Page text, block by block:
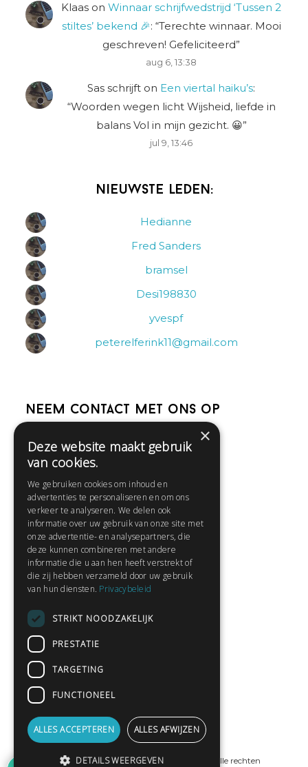
Klaas on Winnaar schrijfwedstrijd ‘Tussen 2
stiltes’ bekend 🎉: “Terechte winnaar. Mooi
geschreven! Gefeliciteerd”
aug 6, 13:38
Sas schrijft on Een viertal haiku’s:
“Woorden wegen licht Wijsheid, liefde in
balans Vol in mijn gezicht. 😀”
jul 9, 13:46
Nieuwste leden:
Hedianne
Fred Sanders
bramsel
Desi198830
yvespf
peterelferink11@gmail.com
Neem contact met ons op
Help
Contact
Huisregels
Snel naar:
Gratis aanmelden
Privacybeleid
Gedichten lezen
Schrijfwedstrijden
Schrijftips
© Copyright 2019 - 2026ProPublishing · Alle rechten
×
Deze website maakt gebruik
van cookies.
We gebruiken cookies om inhoud en
advertenties te personaliseren en om ons
verkeer te analyseren. We delen ook
informatie over uw gebruik van onze site met
onze advertentie- en analysepartners, die
deze kunnen combineren met andere
informatie die u aan hen heeft verstrekt of
die zij hebben verzameld door uw gebruik
van hun diensten. Privacybeleid
STRIKT NOODZAKELIJK
PRESTATIE
TARGETING
FUNCTIONEEL
ALLES ACCEPTEREN ALLES AFWIJZEN
DETAILS WEERGEVEN